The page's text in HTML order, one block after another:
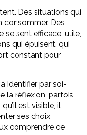
Des situations qui
consommer. Des
se sent efficace, utile,
qui épuisent, qui
constant pour
identifier par soi-
la réflexion, parfois
est visible, il
ses choix
comprendre ce